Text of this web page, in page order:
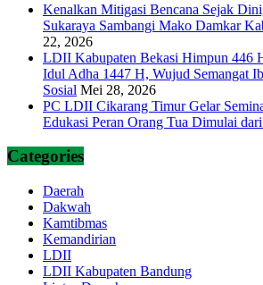
Kenalkan Mitigasi Bencana Sejak
Sukaraya Sambangi Mako Damkar
22, 2026
LDII Kabupaten Bekasi Himpun 446
Idul Adha 1447 H, Wujud Semangat
Sosial Mei 28, 2026
PC LDII Cikarang Timur Gelar
Edukasi Peran Orang Tua Dimulai
Categories
Daerah
Dakwah
Kamtibmas
Kemandirian
LDII
LDII Kabupaten Bandung